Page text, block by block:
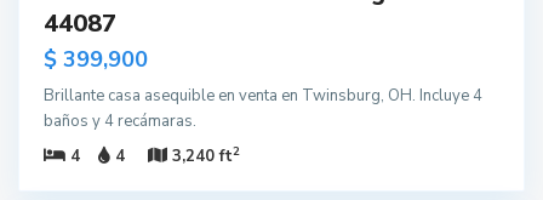
44087
$ 399,900
Brillante casa asequible en venta en Twinsburg, OH. Incluye 4
baños y 4 recámaras.
4
4 3,240 ft2